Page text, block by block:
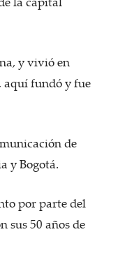
y vivió en
aquí fundó y fue
de
y Bogotá.
por parte del
sus 50 años de